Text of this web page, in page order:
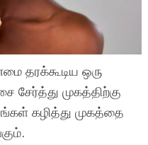
தரக்கூடிய ஒரு
சேர்த்து முகத்திற்கு
கழித்து முகத்தை